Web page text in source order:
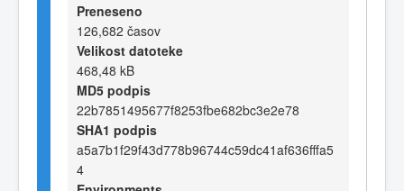
Preneseno
126,682 časov
Velikost datoteke
468,48 kB
MD5 podpis
22b7851495677f8253fbe682bc3e2e78
SHA1 podpis
a5a7b1f29f43d778b96744c59dc41af636fffa5
4